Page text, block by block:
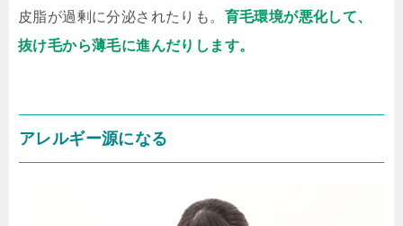
皮脂が過剰に分泌されたりも。 育毛環境が悪化して、
抜け毛から薄毛に進んだりします。
アレルギー源になる